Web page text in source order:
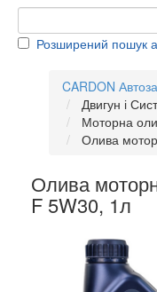
Розширений пошук
CARDON
Двигун і
Моторна
Олива
Олива
F 5W30, 1л